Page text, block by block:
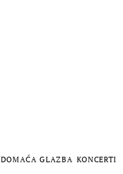
DOMAĆA GLAZBA KONCERTI